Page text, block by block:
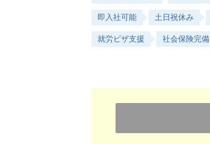
即入社可能 土日祝休み
就労ビザ支援 社会保険完備